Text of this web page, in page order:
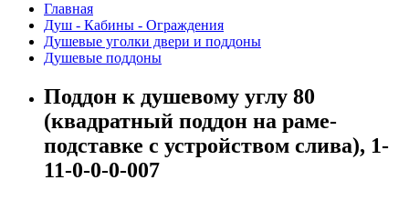
Главная
Душ - Кабины - Ограждения
Душевые уголки двери и поддоны
Душевые поддоны
Поддон к душевому углу 80
(квадратный поддон на раме-
подставке с устройством слива), 1-
11-0-0-0-007